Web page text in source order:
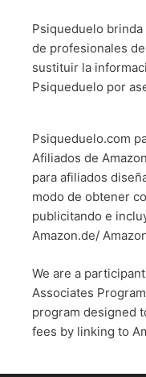
Psiqueduelo
de profesionales
sustituir la
Psiqueduelo por
Psiqueduelo.com
Afiliados de
para afiliados
modo de obtener
publicitando e
Amazon.de/
We are a
Associates
program designed
fees by linking to